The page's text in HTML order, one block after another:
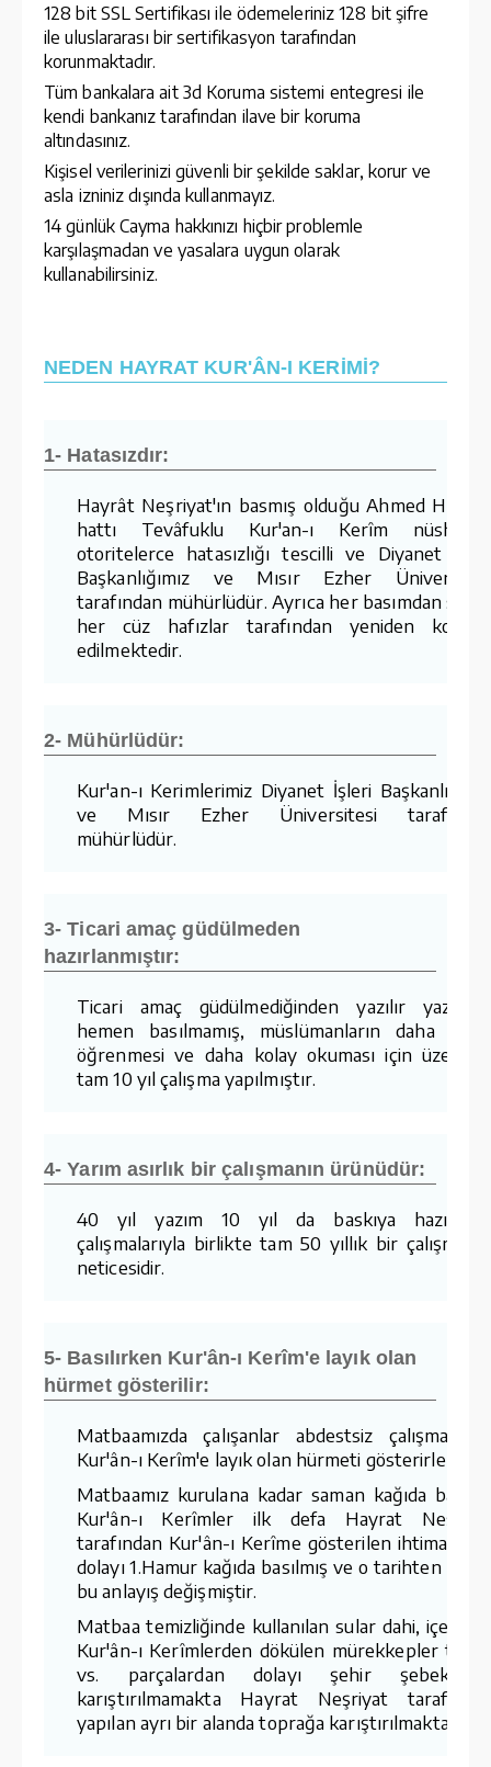
128 bit SSL Sertifikası ile ödemeleriniz 128 bit şifre
ile uluslararası bir sertifikasyon tarafından
korunmaktadır.
Tüm bankalara ait 3d Koruma sistemi entegresi ile
kendi bankanız tarafından ilave bir koruma
altındasınız.
Kişisel verilerinizi güvenli bir şekilde saklar, korur ve
asla izniniz dışında kullanmayız.
14 günlük Cayma hakkınızı hiçbir problemle
karşılaşmadan ve yasalara uygun olarak
kullanabilirsiniz.
NEDEN HAYRAT KUR'ÂN-I KERİMİ?
1- Hatasızdır:
Hayrât Neşriyat'ın basmış olduğu Ahmed
hattı Tevâfuklu Kur'an-ı Kerîm
otoritelerce hatasızlığı tescilli ve Diyanet
Başkanlığımız ve Mısır Ezher
tarafından mühürlüdür. Ayrıca her basımdan
her cüz hafızlar tarafından yeniden
edilmektedir.
2- Mühürlüdür:
Kur'an-ı Kerimlerimiz Diyanet İşleri
ve Mısır Ezher Üniversitesi
mühürlüdür.
3- Ticari amaç güdülmeden
hazırlanmıştır:
Ticari amaç güdülmediğinden yazılır
hemen basılmamış, müslümanların daha
öğrenmesi ve daha kolay okuması için
tam 10 yıl çalışma yapılmıştır.
4- Yarım asırlık bir çalışmanın ürünüdür:
40 yıl yazım 10 yıl da baskıya
çalışmalarıyla birlikte tam 50 yıllık bir
neticesidir.
5- Basılırken Kur'ân-ı Kerîm'e layık olan
hürmet gösterilir:
Matbaamızda çalışanlar abdestsiz çalışmaz
Kur'ân-ı Kerîm'e layık olan hürmeti gösterirler.
Matbaamız kurulana kadar saman kağıda
Kur'ân-ı Kerîmler ilk defa Hayrat
tarafından Kur'ân-ı Kerîme gösterilen
dolayı 1.Hamur kağıda basılmış ve o tarihten
bu anlayış değişmiştir.
Matbaa temizliğinde kullanılan sular dahi,
Kur'ân-ı Kerîmlerden dökülen mürekkepler
vs. parçalardan dolayı şehir
karıştırılmamakta Hayrat Neşriyat
yapılan ayrı bir alanda toprağa karıştırılmaktadır.